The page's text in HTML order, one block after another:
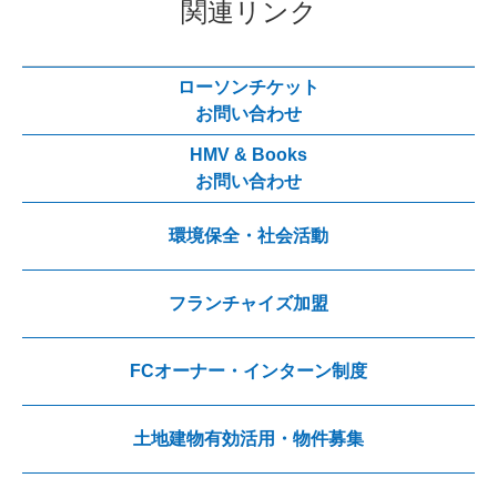
関連リンク
ローソンチケット
お問い合わせ
HMV & Books
お問い合わせ
環境保全・社会活動
フランチャイズ加盟
FCオーナー・インターン制度
土地建物有効活用・物件募集